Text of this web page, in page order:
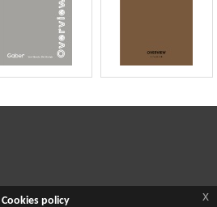
Cookies policy x